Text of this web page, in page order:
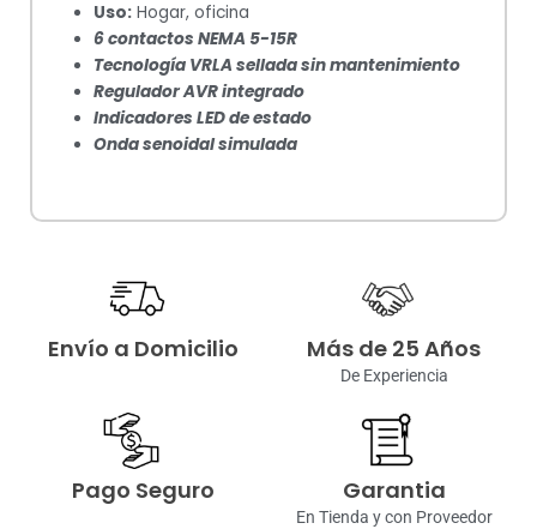
Uso: Hogar, oficina
6 contactos NEMA 5-15R
Tecnología VRLA sellada sin mantenimiento
Regulador AVR integrado
Indicadores LED de estado
Onda senoidal simulada
Envío a Domicilio Más de 25 Años
De Experiencia
Pago Seguro Garantia
En Tienda y con Proveedor